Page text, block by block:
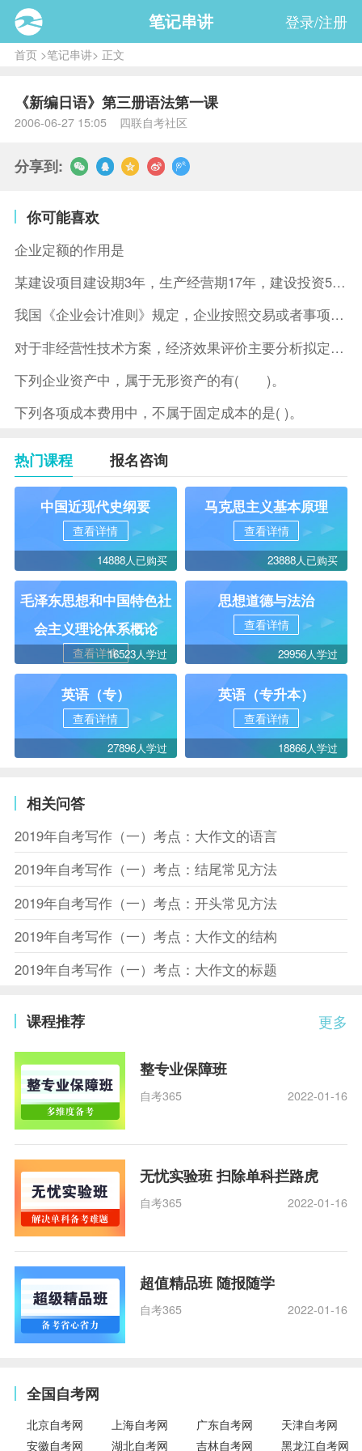
笔记串讲 登录/注册
首页>笔记串讲> 正文
《新编日语》第三册语法第一课
2006-06-27 15:05 四联自考社区
分享到:
你可能喜欢
企业定额的作用是
某建设项目建设期3年，生产经营期17年，建设投资5500万元
我国《企业会计准则》规定，企业按照交易或者事项的经济特征确定
对于非经营性技术方案，经济效果评价主要分析拟定方案的( )。
下列企业资产中，属于无形资产的有( )。
下列各项成本费用中，不属于固定成本的是( )。
热门课程 报名咨询
中国近现代史纲要
查看详情
14888人已购买
马克思主义基本原理
查看详情
23888人已购买
毛泽东思想和中国特色社
会主义理论体系概论
查看详情16523人学过
思想道德与法治
查看详情
29956人学过
英语（专）
查看详情
27896人学过
英语（专升本）
查看详情
18866人学过
相关问答
2019年自考写作（一）考点：大作文的语言
2019年自考写作（一）考点：结尾常见方法
2019年自考写作（一）考点：开头常见方法
2019年自考写作（一）考点：大作文的结构
2019年自考写作（一）考点：大作文的标题
更多
课程推荐
整专业保障班
自考365 2022-01-16
无忧实验班 扫除单科拦路虎
自考365 2022-01-16
超值精品班 随报随学
自考365 2022-01-16
全国自考网
北京自考网 上海自考网 广东自考网
天津自考网
安徽自考网
湖北自考网 吉林自考网 黑龙江自考网